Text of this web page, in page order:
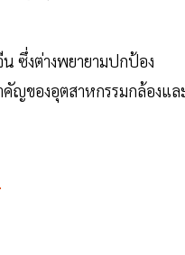
ซึ่งต่างพยายามปกป้อง
ญของอุตสาหกรรมกล้องแล